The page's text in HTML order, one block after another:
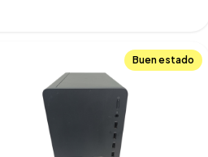
Buen estado